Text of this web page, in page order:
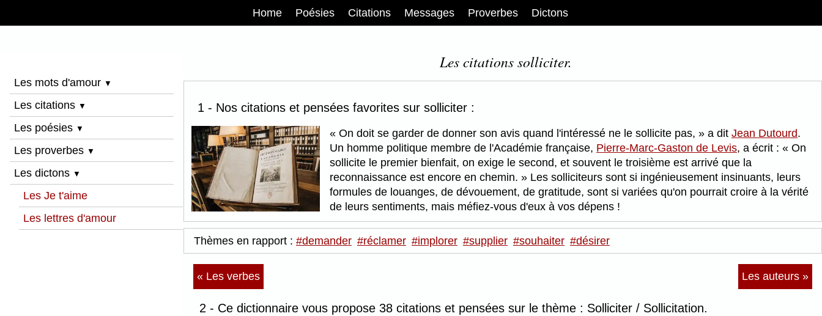
Home Poésies Citations Messages Proverbes Dictons
Les mots d'amour ▼
Les citations ▼
Les poésies ▼
Les proverbes ▼
Les dictons ▼
Les Je t'aime
Les lettres d'amour
Les citations solliciter.
1 - Nos citations et pensées favorites sur solliciter :
On doit se garder de donner son avis quand l'intéressé ne le sollicite pas, a dit Jean Dutourd.
Un homme politique membre de l'Académie française, Pierre-Marc-Gaston de Levis, a écrit :
On
sollicite le premier bienfait, on exige le second, et souvent le troisième est arrivé que la
reconnaissance est encore en chemin.
Les solliciteurs sont si ingénieusement insinuants, leurs
formules de louanges, de dévouement, de gratitude, sont si variées qu'on pourrait croire à la vérité
de leurs sentiments, mais méfiez-vous d'eux à vos dépens !
Thèmes en rapport : #demander #réclamer #implorer #supplier #souhaiter #désirer
« Les verbes Les auteurs »
2 - Ce dictionnaire vous propose 38 citations et pensées sur le thème : Solliciter / Sollicitation.